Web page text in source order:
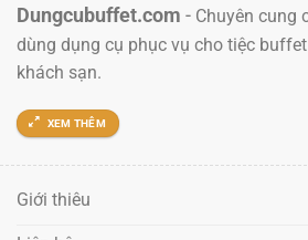
Dungcubuffet.com - Chuyên cung
dùng dụng cụ phục vụ cho tiệc
khách sạn.
XEM THÊM
Giới thiêu